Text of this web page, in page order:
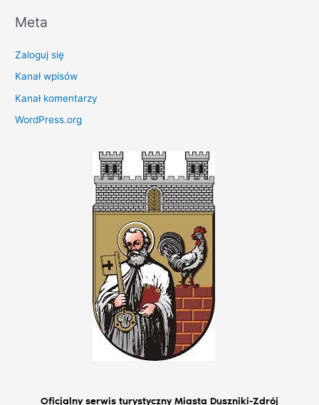
Meta
Zaloguj się
Kanał wpisów
Kanał komentarzy
WordPress.org
Oficjalny serwis turystyczny Miasta Duszniki-Zdrój